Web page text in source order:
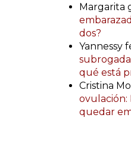
Margarita
dos?
Yannessy
qué está
Cristina
ovulación:
quedar